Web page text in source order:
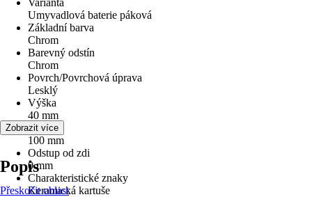
Varianta
Umyvadlová baterie páková
Základní barva
Chrom
Barevný odstín
Chrom
Povrch/Povrchová úprava
Lesklý
Výška
40 mm
Šířka
100 mm
Odstup od zdi
0 mm
Charakteristické znaky
Keramická kartuše
Zobrazit více
Popis
Přeskočit oblast